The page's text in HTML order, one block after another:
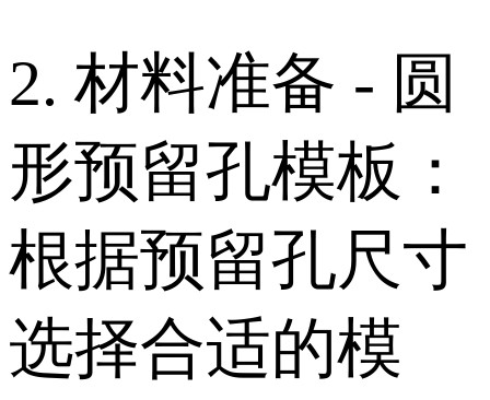
2. 材料准备 - 圆
形预留孔模板：
根据预留孔尺寸
选择合适的模